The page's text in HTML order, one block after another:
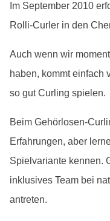
Im September 2010
Rolli-Curler in den
Auch wenn wir
haben, kommt einfach
so gut Curling spielen.
Beim Gehörlosen-
Erfahrungen, aber
Spielvariante kennen.
inklusives Team bei
antreten.